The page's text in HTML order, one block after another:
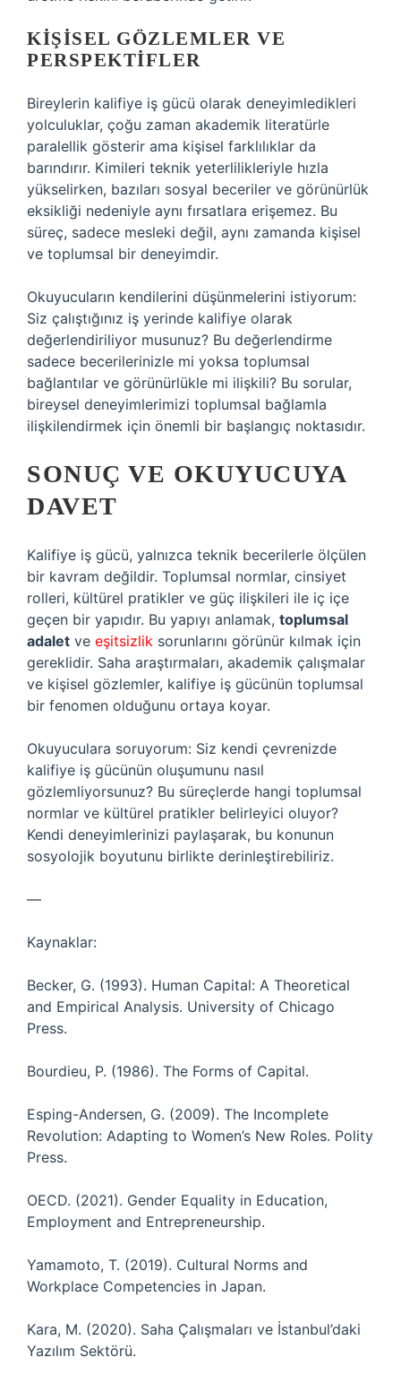
KIŞISEL GÖZLEMLER VE
PERSPEKTIFLER
Bireylerin kalifiye iş gücü olarak deneyimledikleri
yolculuklar, çoğu zaman akademik literatürle
paralellik gösterir ama kişisel farklılıklar da
barındırır. Kimileri teknik yeterlilikleriyle hızla
yükselirken, bazıları sosyal beceriler ve görünürlük
eksikliği nedeniyle aynı fırsatlara erişemez. Bu
süreç, sadece mesleki değil, aynı zamanda kişisel
ve toplumsal bir deneyimdir.
Okuyucuların kendilerini düşünmelerini istiyorum:
Siz çalıştığınız iş yerinde kalifiye olarak
değerlendiriliyor musunuz? Bu değerlendirme
sadece becerilerinizle mi yoksa toplumsal
bağlantılar ve görünürlükle mi ilişkili? Bu sorular,
bireysel deneyimlerimizi toplumsal bağlamla
ilişkilendirmek için önemli bir başlangıç noktasıdır.
SONUÇ VE OKUYUCUYA
DAVET
Kalifiye iş gücü, yalnızca teknik becerilerle ölçülen
bir kavram değildir. Toplumsal normlar, cinsiyet
rolleri, kültürel pratikler ve güç ilişkileri ile iç içe
geçen bir yapıdır. Bu yapıyı anlamak, toplumsal
adalet ve eşitsizlik sorunlarını görünür kılmak için
gereklidir. Saha araştırmaları, akademik çalışmalar
ve kişisel gözlemler, kalifiye iş gücünün toplumsal
bir fenomen olduğunu ortaya koyar.
Okuyuculara soruyorum: Siz kendi çevrenizde
kalifiye iş gücünün oluşumunu nasıl
gözlemliyorsunuz? Bu süreçlerde hangi toplumsal
normlar ve kültürel pratikler belirleyici oluyor?
Kendi deneyimlerinizi paylaşarak, bu konunun
sosyolojik boyutunu birlikte derinleştirebiliriz.
—
Kaynaklar:
Becker, G. (1993). Human Capital: A Theoretical
and Empirical Analysis. University of Chicago
Press.
Bourdieu, P. (1986). The Forms of Capital.
Esping-Andersen, G. (2009). The Incomplete
Revolution: Adapting to Women’s New Roles. Polity
Press.
OECD. (2021). Gender Equality in Education,
Employment and Entrepreneurship.
Yamamoto, T. (2019). Cultural Norms and
Workplace Competencies in Japan.
Kara, M. (2020). Saha Çalışmaları ve İstanbul’daki
Yazılım Sektörü.